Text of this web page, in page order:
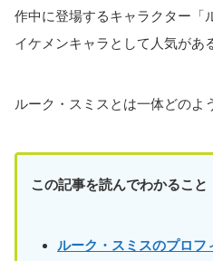
作中に登場するキャラクター「
イケメンキャラとして人気があ
ルーク・スミスとは一体どのよ
この記事を読んでわかること
ルーク・スミスのプロ